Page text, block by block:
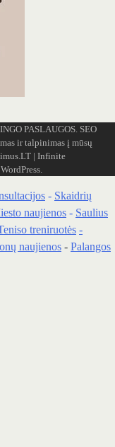
PASLAUGOS. SEO
ir talpinimas į mūsų
| Infinite
WordPress.
- Skaidrių
naujienos - Saulius
treniruotės -
naujienos - Palangos